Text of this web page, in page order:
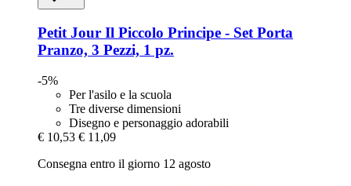
Petit Jour Il Piccolo Principe -​ Set Porta
Pranzo, 3 Pezzi, 1 pz.
-5%
Per l'asilo e la scuola
Tre diverse dimensioni
Disegno e personaggio adorabili
€ 10,53 € 11,09
Consegna entro il giorno 12 agosto